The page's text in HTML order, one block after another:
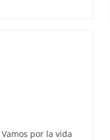
por la vida